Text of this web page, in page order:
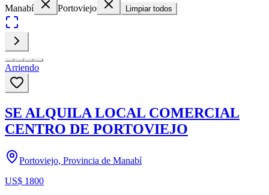
Manabí
Portoviejo Limpiar todos
Arriendo
SE ALQUILA LOCAL COMERCIAL
CENTRO DE PORTOVIEJO
Portoviejo, Provincia de Manabí
US$ 1800